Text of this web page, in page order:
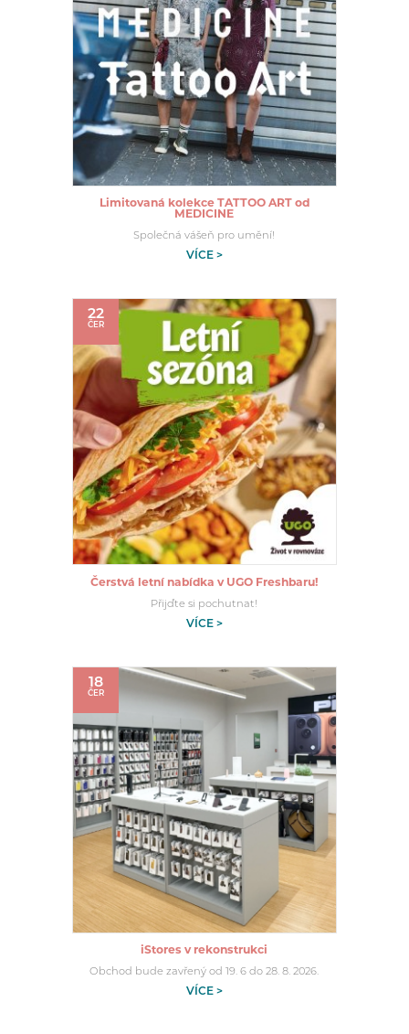
Limitovaná kolekce TATTOO ART od
MEDICINE
Společná vášeň pro umění!
VÍCE >
22
ČER
Čerstvá letní nabídka v UGO Freshbaru!
Přijďte si pochutnat!
VÍCE >
18
ČER
iStores v rekonstrukci
Obchod bude zavřený od 19. 6 do 28. 8. 2026.
VÍCE >